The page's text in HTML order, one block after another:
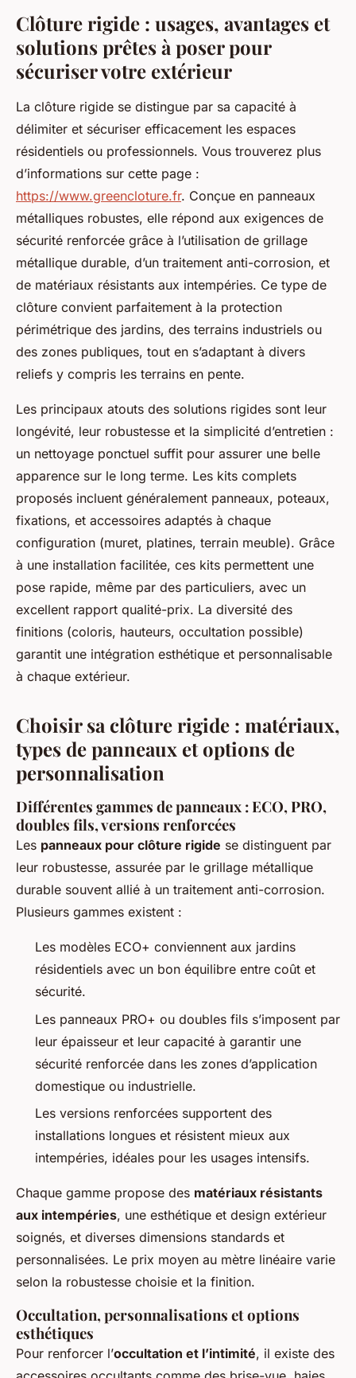
Clôture rigide : usages, avantages et
solutions prêtes à poser pour
sécuriser votre extérieur
La clôture rigide se distingue par sa capacité à
délimiter et sécuriser efficacement les espaces
résidentiels ou professionnels. Vous trouverez plus
d’informations sur cette page :
https://www.greencloture.fr. Conçue en panneaux
métalliques robustes, elle répond aux exigences de
sécurité renforcée grâce à l’utilisation de grillage
métallique durable, d’un traitement anti-corrosion, et
de matériaux résistants aux intempéries. Ce type de
clôture convient parfaitement à la protection
périmétrique des jardins, des terrains industriels ou
des zones publiques, tout en s’adaptant à divers
reliefs y compris les terrains en pente.
Les principaux atouts des solutions rigides sont leur
longévité, leur robustesse et la simplicité d’entretien :
un nettoyage ponctuel suffit pour assurer une belle
apparence sur le long terme. Les kits complets
proposés incluent généralement panneaux, poteaux,
fixations, et accessoires adaptés à chaque
configuration (muret, platines, terrain meuble). Grâce
à une installation facilitée, ces kits permettent une
pose rapide, même par des particuliers, avec un
excellent rapport qualité-prix. La diversité des
finitions (coloris, hauteurs, occultation possible)
garantit une intégration esthétique et personnalisable
à chaque extérieur.
Choisir sa clôture rigide : matériaux,
types de panneaux et options de
personnalisation
Différentes gammes de panneaux : ECO, PRO,
doubles fils, versions renforcées
Les panneaux pour clôture rigide se distinguent par
leur robustesse, assurée par le grillage métallique
durable souvent allié à un traitement anti-corrosion.
Plusieurs gammes existent :
Les modèles ECO+ conviennent aux jardins
résidentiels avec un bon équilibre entre coût et
sécurité.
Les panneaux PRO+ ou doubles fils s’imposent par
leur épaisseur et leur capacité à garantir une
sécurité renforcée dans les zones d’application
domestique ou industrielle.
Les versions renforcées supportent des
installations longues et résistent mieux aux
intempéries, idéales pour les usages intensifs.
Chaque gamme propose des matériaux résistants
aux intempéries, une esthétique et design extérieur
soignés, et diverses dimensions standards et
personnalisées. Le prix moyen au mètre linéaire varie
selon la robustesse choisie et la finition.
Occultation, personnalisations et options
esthétiques
Pour renforcer l’occultation et l’intimité, il existe des